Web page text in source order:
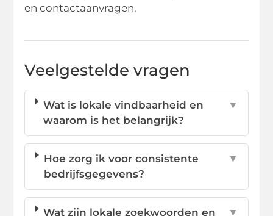
en contactaanvragen.
Veelgestelde vragen
Wat is lokale vindbaarheid en
waarom is het belangrijk?
▼
Hoe zorg ik voor consistente
bedrijfsgegevens?
▼
Wat zijn lokale zoekwoorden en ▼